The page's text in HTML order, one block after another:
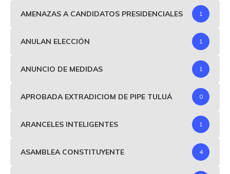
AMENAZAS A CANDIDATOS PRESIDENCIALES 1
ANULAN ELECCIÓN 1
ANUNCIO DE MEDIDAS 1
APROBADA EXTRADICIOM DE PIPE TULUÁ 0
ARANCELES INTELIGENTES 1
ASAMBLEA CONSTITUYENTE 4